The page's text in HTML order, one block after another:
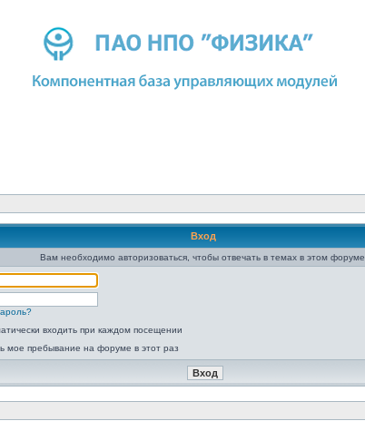
Вход
Вам необходимо авторизоваться, чтобы отвечать в темах в этом форуме.
входить при каждом посещении
мое пребывание на форуме в этот раз